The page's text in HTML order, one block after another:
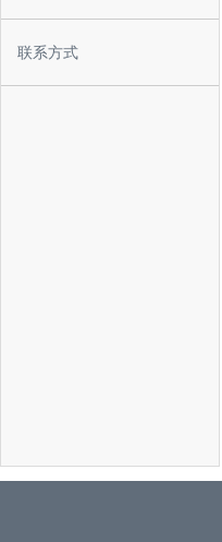
联系方式